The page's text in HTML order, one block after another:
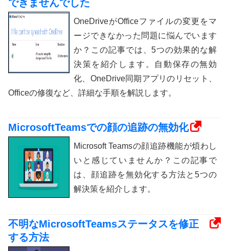
できませんでした
OneDriveがOfficeファイルの変更をマ
ージできなかった問題に悩んでいます
か？この記事では、5つの効果的な解
決策を紹介します。自動保存の無効
化、OneDrive同期アプリのリセット、
Officeの修復など、詳細な手順を解説します。
MicrosoftTeamsでの顔の追跡の無効化
Microsoft Teamsの顔追跡機能が煩わし
いと感じていませんか？この記事で
は、顔追跡を無効化する方法と5つの
解決策を紹介します。
不明なMicrosoftTeamsステータスを修正
する方法